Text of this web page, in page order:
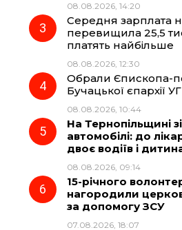
k
a
m
08.08.2026, 14:20
Середня зарплата
перевищила 25,5
платять найбільше
08.08.2026, 12:30
Обрали Єпископа-
Бучацької єпархії
08.08.2026, 10:44
На Тернопільщині
автомобілі: до
двоє водіїв і
08.08.2026, 09:14
15-річного
нагородили
за допомогу ЗСУ
07.08.2026, 18:07